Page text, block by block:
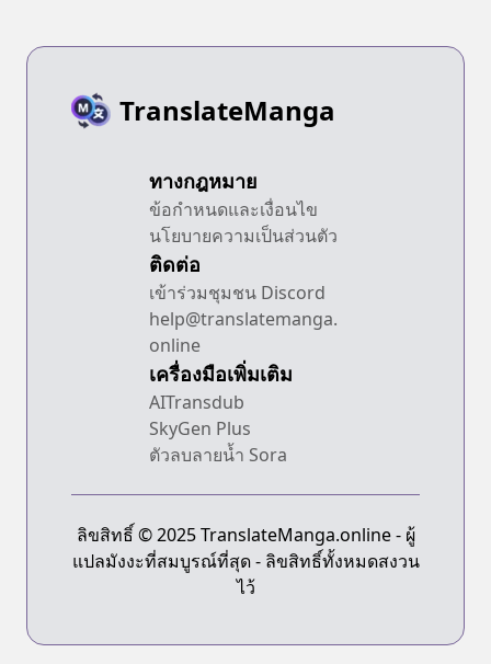
TranslateManga
ทางกฎหมาย
ข้อกำหนดและเงื่อนไข
นโยบายความเป็นส่วนตัว
ติดต่อ
เข้าร่วมชุมชน Discord
help@translatemanga.
online
เครื่องมือเพิ่มเติม
AITransdub
SkyGen Plus
ตัวลบลายน้ำ Sora
ลิขสิทธิ์ © 2025 TranslateManga.online - ผู้
แปลมังงะที่สมบูรณ์ที่สุด - ลิขสิทธิ์ทั้งหมดสงวน
ไว้